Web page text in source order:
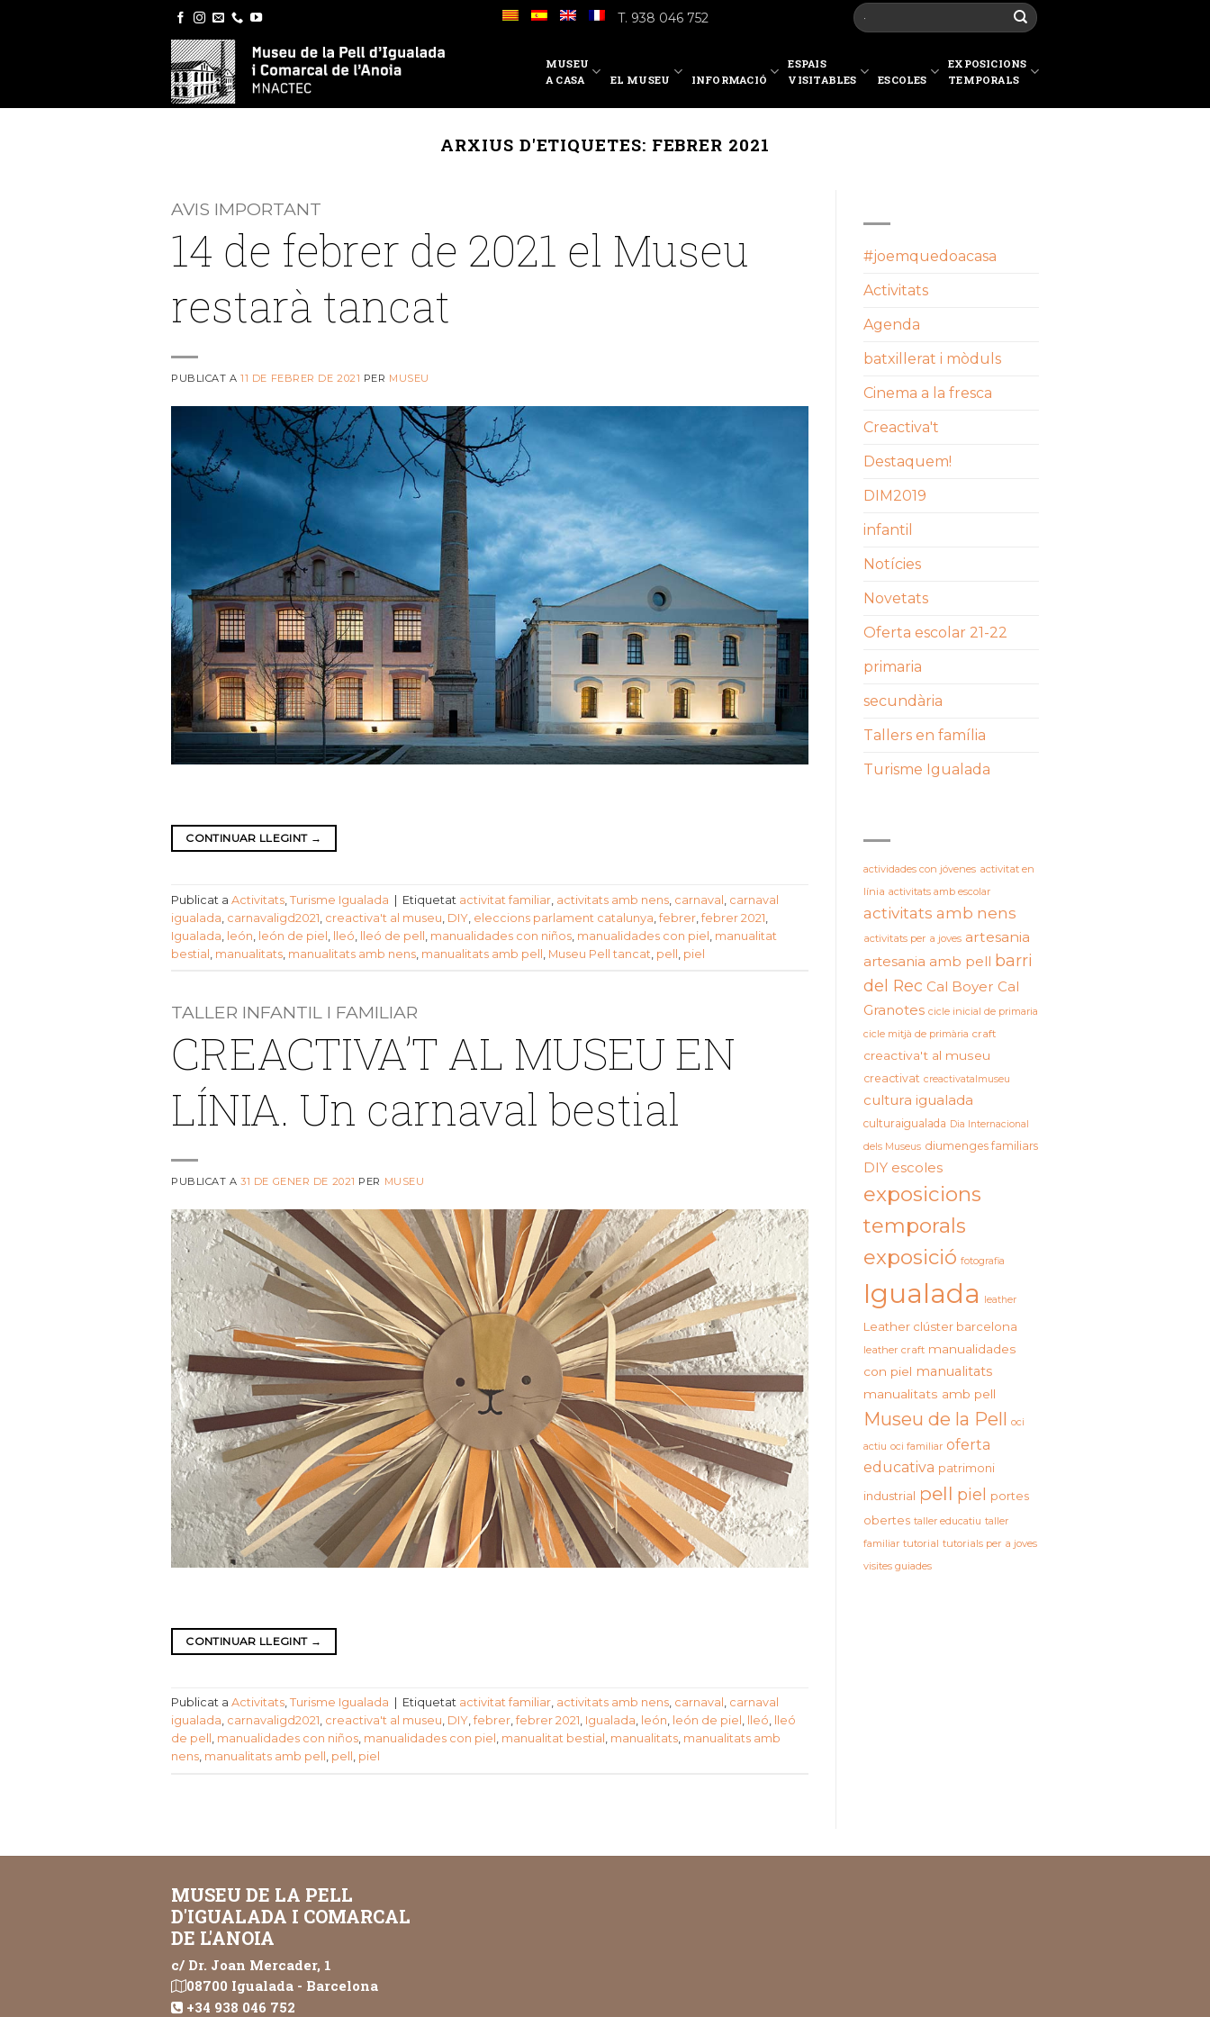
T. 938 046 752
MUSEU
A CASA
EL MUSEU INFORMACIÓ
ESPAIS
VISITABLES
ESCOLES
EXPOSICIONS
TEMPORALS
ARXIUS D'ETIQUETES: FEBRER 2021
AVIS IMPORTANT
14 de febrer de 2021 el Museu
restarà tancat
PUBLICAT A11 DE FEBRER DE 2021 PER MUSEU
CONTINUAR LLEGINT →
Publicat a Activitats Turisme Igualada Etiquetat activitat familiar activitats amb nens carnaval
carnaval
igualada carnavaligd2021 creactiva't al museu DIY eleccions parlament catalunya febrer febrer 2021
Igualada
león león de piel lleó lleó de pell manualidades con niños manualidades con piel
manualitat
bestial
manualitats manualitats amb nens manualitats amb pell Museu Pell tancat pell piel
TALLER INFANTIL I FAMILIAR
CREACTIVA’T AL MUSEU EN
LÍNIA. Un carnaval bestial
PUBLICAT A31 DE GENER DE 2021 PER MUSEU
CONTINUAR LLEGINT →
Publicat a Activitats, Turisme Igualada Etiquetat activitat familiar, activitats amb nens, carnaval , carnaval
igualada, carnavaligd2021, creactiva't al museu, DIY, febrer, febrer 2021, Igualada, león, león de piel , lleó,
lleó
de pell , manualidades con niños, manualidades con piel , manualitat bestial , manualitats, manualitats amb
nens, manualitats amb pell , pell , piel
#joemquedoacasa
Activitats
Agenda
batxillerat i mòduls
Cinema a la fresca
Creactiva't
Destaquem!
DIM2019
infantil
Notícies
Novetats
Oferta escolar 21-22
primaria
secundària
Tallers en família
Turisme Igualada
actividades con jóvenes activitat en
línia activitats amb escolar
activitats amb nens
activitats per a joves artesania
artesania amb pell barri
del Rec Cal Boyer Cal
Granotes cicle inicial de primaria
cicle mitjà de primària craft
creactiva't al museu
creactivat creactivatalmuseu
cultura igualada
culturaigualada Dia Internacional
dels Museus diumenges familiars
DIY escoles
exposicions
temporals
exposició fotografia
Igualada leather
Leather clúster barcelona
leather craft manualidades
con piel manualitats
manualitats amb pell
Museu de la Pell oci
actiu oci familiar oferta
educativa patrimoni
industrial pell piel
portes
obertes taller educatiu taller
familiar tutorial tutorials per a joves
visites guiades
MUSEU DE LA PELL
D'IGUALADA I COMARCAL
DE L'ANOIA
c/ Dr. Joan Mercader, 1
08700 Igualada - Barcelona
+34 938 046 752